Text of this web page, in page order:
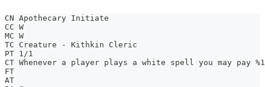
CN Apothecary Initiate
CC W
MC W
TC Creature - Kithkin Cleric
PT 1/1
CT Whenever a player plays a white spell you may
FT
AT